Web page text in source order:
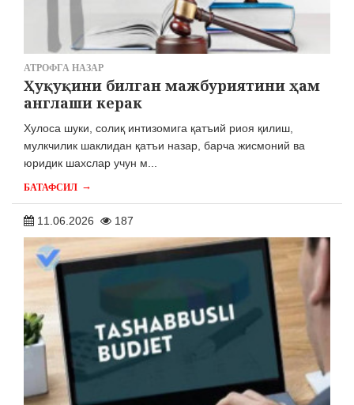
АТРОФГА НАЗАР
Ҳуқуқини билган мажбуриятини ҳам
англаши керак
Хулоса шуки, солиқ интизомига қатъий риоя қилиш,
мулкчилик шаклидан қатъи назар, барча жисмоний ва
юридик шахслар учун м...
БАТАФСИЛ →
11.06.2026 187